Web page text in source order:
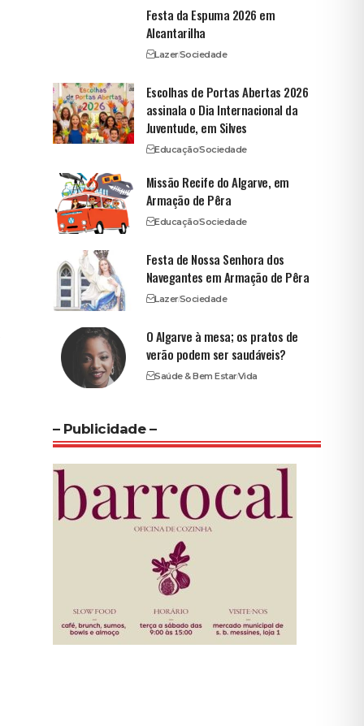
Festa da Espuma 2026 em
Alcantarilha
LazerSociedade
Escolhas de Portas Abertas 2026
assinala o Dia Internacional da
Juventude, em Silves
EducaçãoSociedade
Missão Recife do Algarve, em
Armação de Pêra
EducaçãoSociedade
Festa de Nossa Senhora dos
Navegantes em Armação de Pêra
LazerSociedade
O Algarve à mesa; os pratos de
verão podem ser saudáveis?
Saúde & Bem EstarVida
– Publicidade –